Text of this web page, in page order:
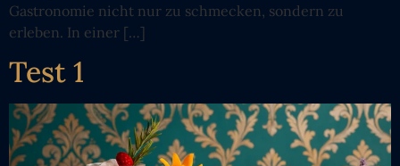
Gastronomie nicht nur zu schmecken, sondern zu
erleben. In einer […]
Test 1